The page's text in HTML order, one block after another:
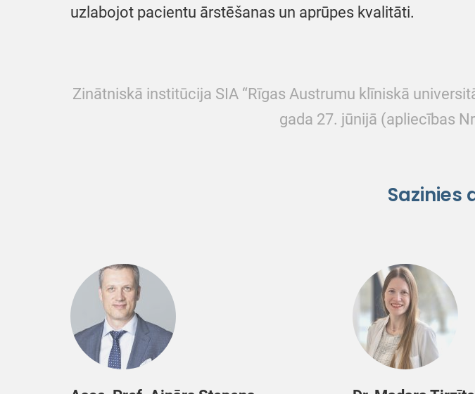
uzlabojot pacientu ārstēšanas un aprūpes kvalitāti.
Zinātniskā institūcija SIA “Rīgas Austrumu klīniskā
gada 27. jūnijā (apliecības
Sazinies